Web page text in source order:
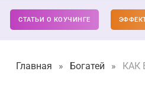
СТАТЬИ О КОУЧИНГЕ
Главная » Богатей » КАК